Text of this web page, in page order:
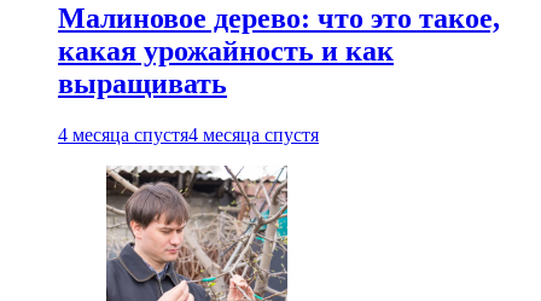
Малиновое дерево: что это такое,
какая урожайность и как
выращивать
4 месяца спустя4 месяца спустя